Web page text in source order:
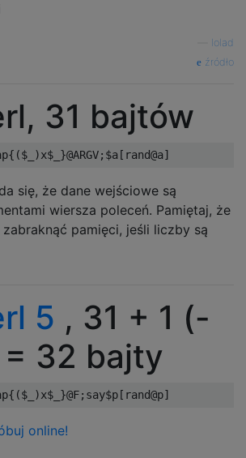
lolad
źródło
31 bajtów
się, że dane wejściowe są
wiersza poleceń. Pamiętaj, że
zabraknąć pamięci, jeśli liczby są
5 , 31 + 1 (-
32 bajty
{($_ )x$_ }@F; say$p [ rand@p]
online!